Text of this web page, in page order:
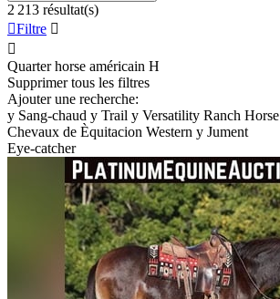
2 213 résultat(s)
Filtre 

Quarter horse américain H
Supprimer tous les filtres
Ajouter une recherche:
y Sang-chaud y Trail y Versatility Ranch Horse
Chevaux de Èquitacion Western y Jument
Eye-catcher